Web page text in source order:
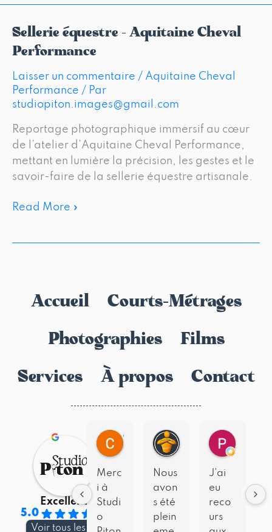
Sellerie équestre – Aquitaine Cheval
Performance
Laisser un commentaire / Aquitaine Cheval
Performance / Par
studiopiton.images@gmail.com
Reportage photographique immersif au cœur
de l’atelier d’Aquitaine Cheval Performance,
mettant en lumière la précision, les gestes et le
savoir-faire de la sellerie équestre artisanale.
Sellerie
équestre
Aquitaine
Cheval
Performance
Read More »
Accueil
Courts-Métrages
Photographies
Films
Services
À propos Contact
Excellent
5.0
Voir tous les avis
Merc
i à
Studi
o
Nous
avon
s été
plein
J'ai
eu
reco
urs